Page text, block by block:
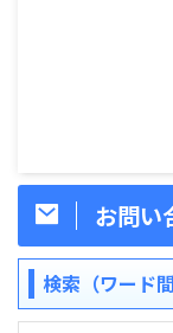
お問い
検索（ワード